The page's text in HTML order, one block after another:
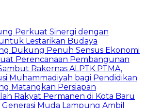
Perkuat Sinergi dengan
Lestarikan Budaya
Dukung Penuh Sensus Ekonomi
Perencanaan Pembangunan
Rakernas ALPTK PTMA,
Muhammadiyah bagi Pendidikan
Matangkan Persiapan
Rakyat Permanen di Kota Baru
Muda Lampung Ambil